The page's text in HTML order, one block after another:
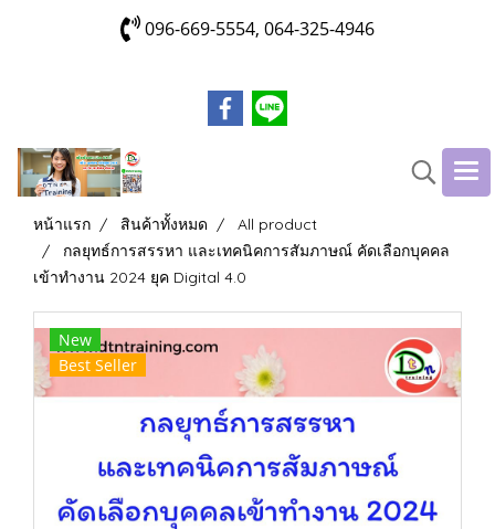
096-669-5554, 064-325-4946
หน้าแรก สินค้าทั้งหมด
All product
กลยุทธ์การสรรหา และเทคนิคการสัมภาษณ์ คัดเลือกบุคคล
เข้าทำงาน 2024 ยุค Digital 4.0
New
Best Seller